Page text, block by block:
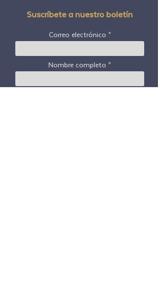
Suscríbete a nuestro boletín
Correo electrónico
Nombre completo